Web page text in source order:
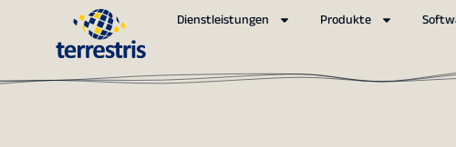
Dienstleistungen Produkte